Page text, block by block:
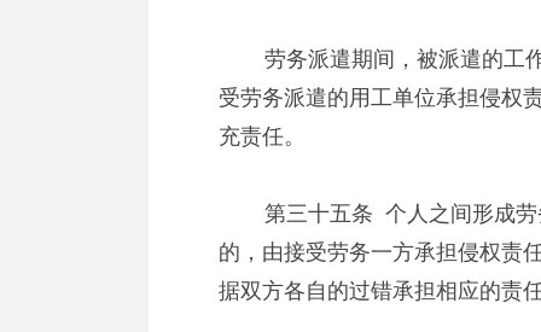
劳务派遣期间，被派遣的工作
受劳务派遣的用工单位承担侵权
充责任。
第三十五条 个人之间形成劳
的，由接受劳务一方承担侵权责
据双方各自的过错承担相应的责